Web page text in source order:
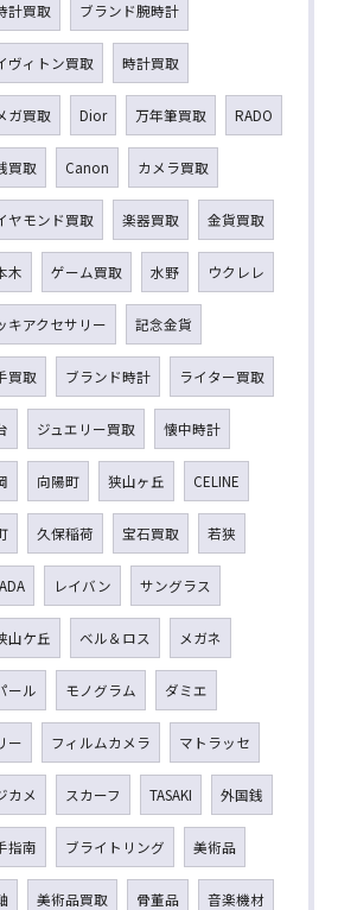
計買取 ブランド腕時計
ヴィトン買取 時計買取
ガ買取 Dior 万年筆買取 RADO
買取 Canon カメラ買取
ヤモンド買取 楽器買取 金貨買取
木 ゲーム買取 水野 ウクレレ
キアクセサリー 記念金貨
買取 ブランド時計 ライター買取
ジュエリー買取 懐中時計
向陽町 狭山ヶ丘 CELINE
久保稲荷 宝石買取 若狭
レイバン サングラス
山ケ丘 ベル＆ロス メガネ
ール モノグラム ダミエ
ー フィルムカメラ マトラッセ
カメ スカーフ TASAKI 外国銭
指南 ブライトリング 美術品
美術品買取 骨董品 音楽機材